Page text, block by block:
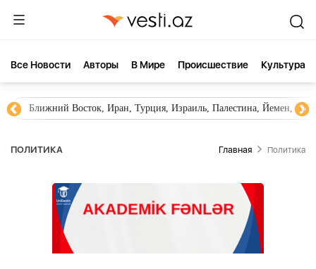
Все Новости Aвторы В Мире Происшествие Культура
Ближний Восток, Иран, Турция, Израиль, Палестина, Йемен,
ПОЛИТИКА Главная Политика